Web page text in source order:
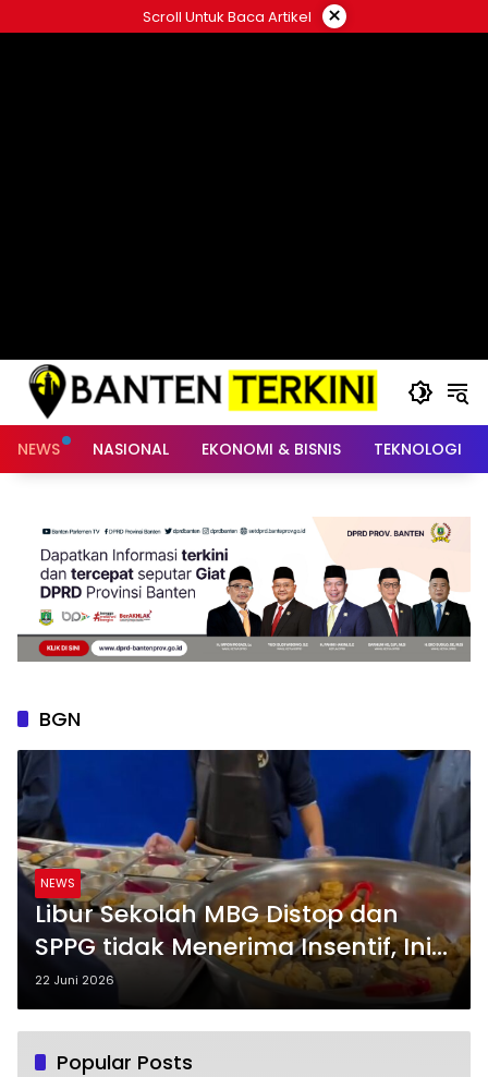
ke
Scroll Untuk Baca Artikel ×
NEWS NASIONAL EKONOMI & BISNIS TEKNOLOGI
BGN
NEWS
Libur Sekolah MBG Distop dan
SPPG tidak Menerima Insentif, Ini
Penjelasannya
22 Juni 2026
Popular Posts